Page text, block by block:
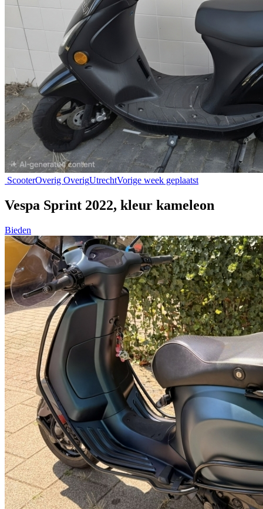
ScooterOverig OverigUtrechtVorige week geplaatst
Vespa Sprint 2022, kleur kameleon
Bieden